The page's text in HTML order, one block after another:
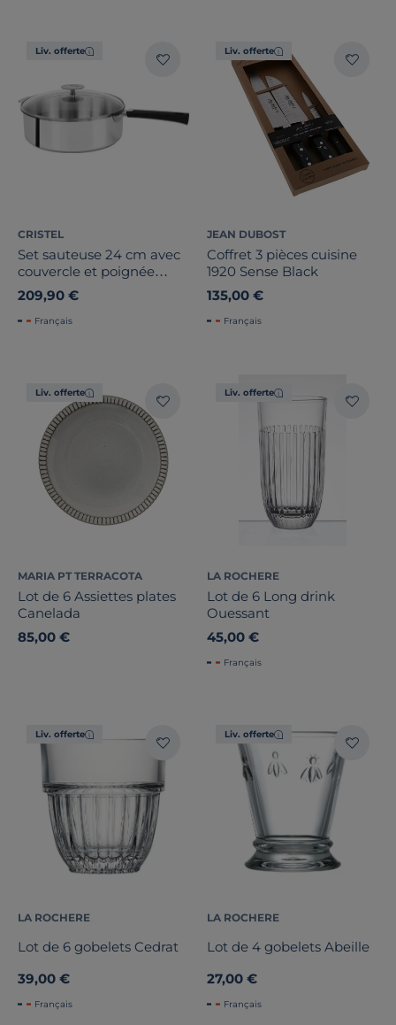
Liv. offerte
CRISTEL
Set sauteuse 24 cm avec
couvercle et poignée
noire Mutine Amovible
209,90 €
Français
Liv. offerte
JEAN DUBOST
Coffret 3 pièces cuisine
1920 Sense Black
135,00 €
Français
Liv. offerte
MARIA PT TERRACOTA
Lot de 6 Assiettes plates
Canelada
85,00 €
Liv. offerte
LA ROCHERE
Lot de 6 Long drink
Ouessant
45,00 €
Français
Liv. offerte
LA ROCHERE
Lot de 6 gobelets Cedrat
39,00 €
Français
Liv. offerte
LA ROCHERE
Lot de 4 gobelets Abeille
27,00 €
Français